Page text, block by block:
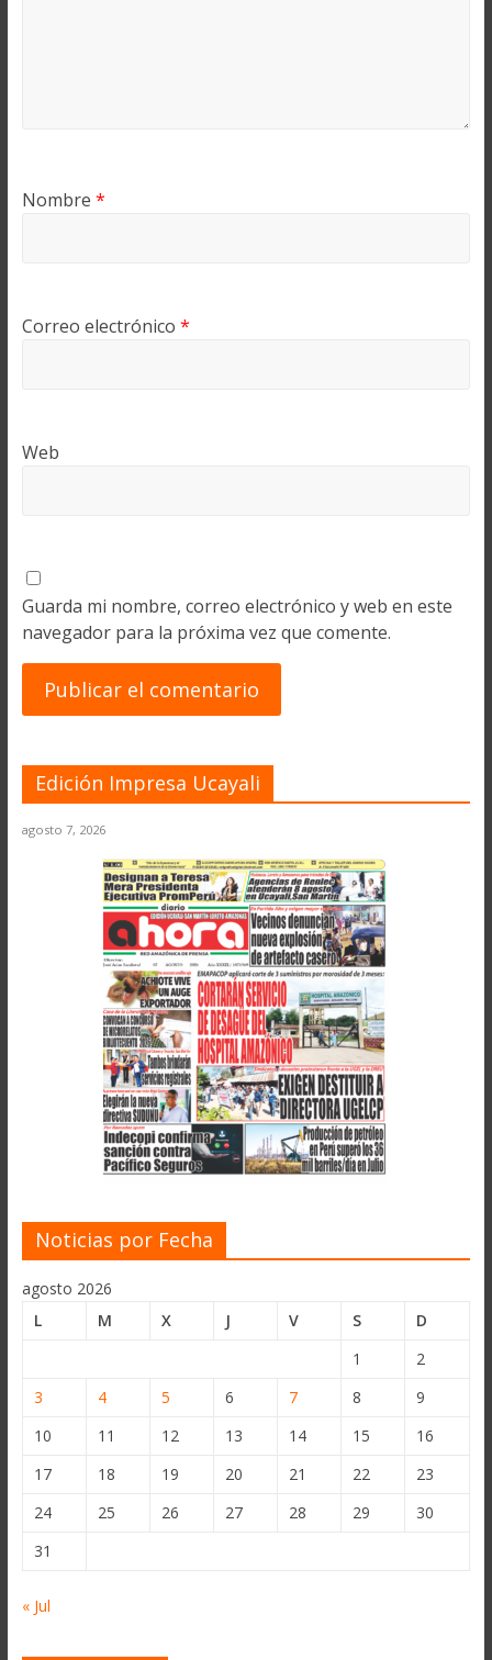
Nombre *
Correo electrónico *
Web
Guarda mi nombre, correo electrónico y web en este
navegador para la próxima vez que comente.
Edición Impresa Ucayali
agosto 7, 2026
Noticias por Fecha
agosto 2026
L
M X J V S
D
1
2
3
4 5 6 7 8
9
10
11 12 13 14 15
16
17
18 19 20 21 22
23
24
25 26 27 28 29
30
31
« Jul